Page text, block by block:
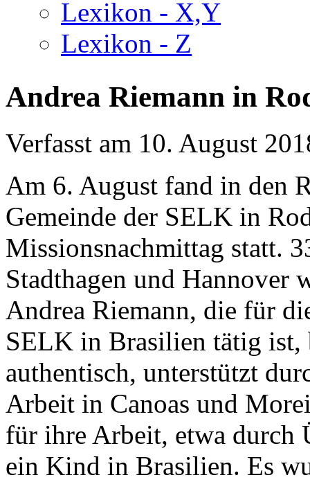
Lexikon - X,Y
Lexikon - Z
Andrea Riemann in
Verfasst am 10. August
Am 6. August fand in den
Gemeinde der SELK in
Missionsnachmittag statt.
Stadthagen und Hannover
Andrea Riemann, die für
SELK in Brasilien tätig ist,
authentisch, unterstützt
Arbeit in Canoas und
für ihre Arbeit, etwa durch
ein Kind in Brasilien. Es